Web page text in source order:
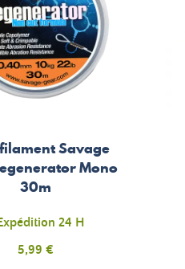
Savage
Mono
30m
24 H
Prix
5,99 €